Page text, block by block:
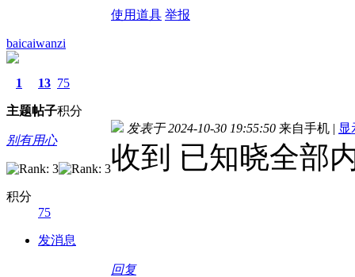
使用道具 举报
baicaiwanzi
1
主题
13
帖子
75
积分
别有用心
积分
75
发消息
发表于 2024-10-30 19:55:50 来自手机 | 显
收到 已知晓全部
回复